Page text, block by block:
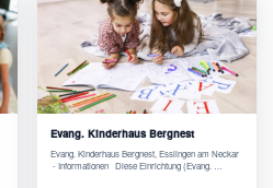
Evang. Kinderhaus Bergnest
Evang. Kinderhaus Bergnest, Esslingen am Neckar
- Informationen Diese Einrichtung (Evang. …